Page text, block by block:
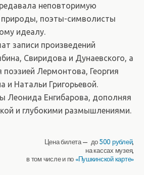
неповторимую
природы, поэты-символисты
идеалу.
записи произведений
Свиридова и Дунаевского, а
поэзией Лермонтова, Георгия
и Натальи Григорьевой.
Леонида Енгибарова, дополняя
и глубокими размышлениями.
Цена билета — до500 рублей,
на кассах музея,
в том числе и по «Пушкинской карте»